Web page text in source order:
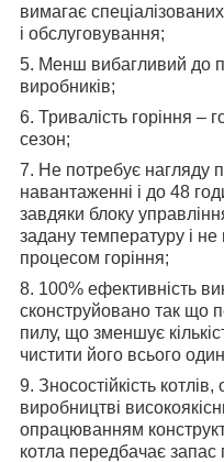
вимагає
і обслуговування;
5. Менш вибагливий до
виробників;
6. Тривалість горіння –
сезон;
7. Не потребує нагляду
навантаженні і до 48
завдяки блоку
задану температуру і не
процесом горіння;
8. 100% ефективність
сконструйовано так що
пилу, що зменшує
чистити його всього
9. Зносостійкість
виробництві
опрацюванням
котла передбачає запас